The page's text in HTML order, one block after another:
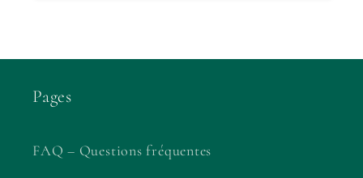
Pages
FAQ – Questions fréquentes